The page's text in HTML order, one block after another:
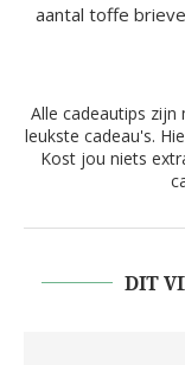
aantal toffe
Alle cadeautips zijn
leukste cadeau's.
Kost jou niets
DIT